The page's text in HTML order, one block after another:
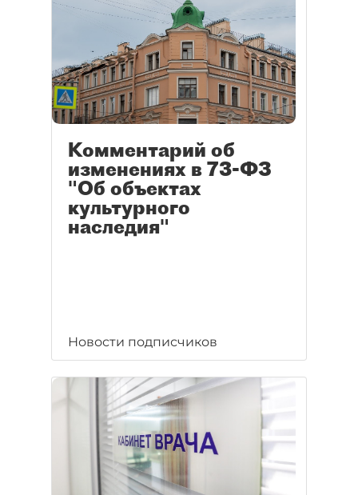
Комментарий об
изменениях в 73-ФЗ
"Об объектах
культурного
наследия"
Новости подписчиков